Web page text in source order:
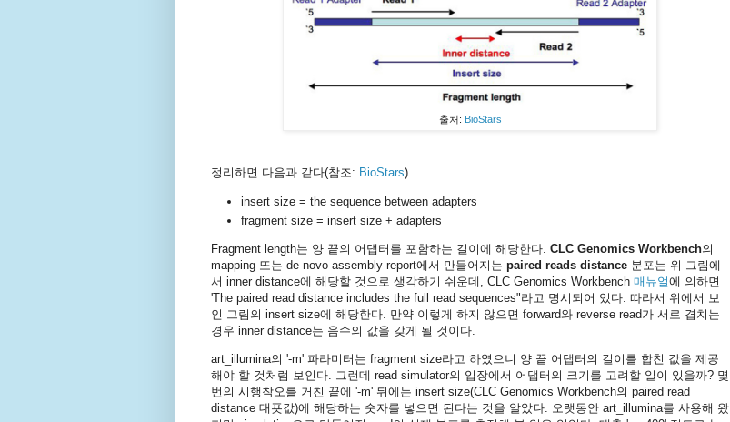
출처: BioStars
정리하면 다음과 같다(참조: BioStars).
insert size = the sequence between adapters
fragment size = insert size + adapters
Fragment length는 양 끝의 어댑터를 포함하는 길이에 해당한다. CLC Genomics Workbench의
mapping 또는 de novo assembly report에서 만들어지는 paired reads distance 분포는 위 그림에
서 inner distance에 해당할 것으로 생각하기 쉬운데, CLC Genomics Workbench 매뉴얼에 의하면
'The paired read distance includes the full read sequences"라고 명시되어 있다. 따라서 위에서 보
인 그림의 insert size에 해당한다. 만약 이렇게 하지 않으면 forward와 reverse read가 서로 겹치는
경우 inner distance는 음수의 값을 갖게 될 것이다.
art_illumina의 '-m' 파라미터는 fragment size라고 하였으니 양 끝 어댑터의 길이를 합친 값을 제공
해야 할 것처럼 보인다. 그런데 read simulator의 입장에서 어댑터의 크기를 고려할 일이 있을까? 몇
번의 시행착오를 거친 끝에 '-m' 뒤에는 insert size(CLC Genomics Workbench의 paired read
distance 대푯값)에 해당하는 숫자를 넣으면 된다는 것을 알았다. 오랫동안 art_illumina를 사용해 왔